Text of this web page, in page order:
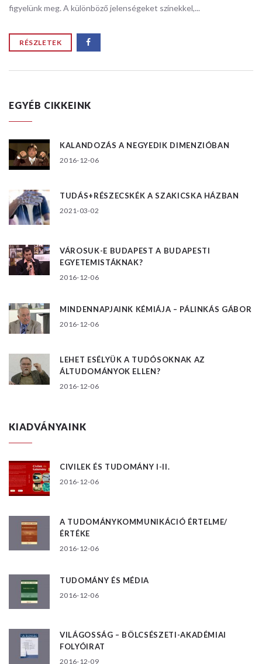
figyelünk meg. A különböző jelenségeket színekkel,...
RÉSZLETEK
EGYÉB CIKKEINK
KALANDOZÁS A NEGYEDIK DIMENZIÓBAN
2016-12-06
TUDÁS+RÉSZECSKÉK A SZAKICSKA HÁZBAN
2021-03-02
VÁROSUK-E BUDAPEST A BUDAPESTI
EGYETEMISTÁKNAK?
2016-12-06
MINDENNAPJAINK KÉMIÁJA – PÁLINKÁS GÁBOR
2016-12-06
LEHET ESÉLYÜK A TUDÓSOKNAK AZ
ÁLTUDOMÁNYOK ELLEN?
2016-12-06
KIADVÁNYAINK
CIVILEK ÉS TUDOMÁNY I-II.
2016-12-06
A TUDOMÁNYKOMMUNIKÁCIÓ ÉRTELME/
ÉRTÉKE
2016-12-06
TUDOMÁNY ÉS MÉDIA
2016-12-06
VILÁGOSSÁG – BÖLCSÉSZETI-AKADÉMIAI
FOLYÓIRAT
2016-12-09